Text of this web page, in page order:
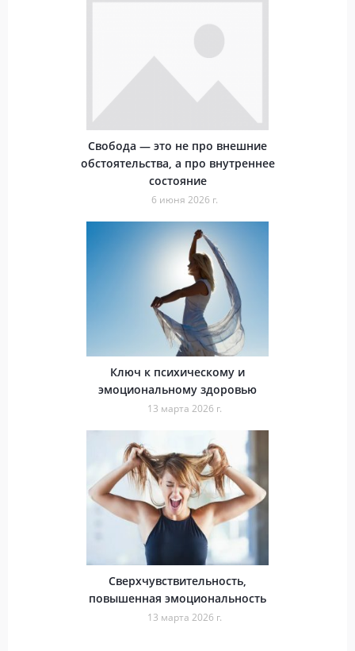
Свобода — это не про внешние
обстоятельства, а про внутреннее
состояние
6 июня 2026 г.
Ключ к психическому и
эмоциональному здоровью
13 марта 2026 г.
Сверхчувствительность,
повышенная эмоциональность
13 марта 2026 г.